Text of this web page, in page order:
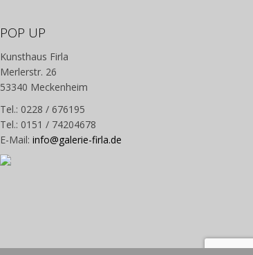
POP UP
Kunsthaus Firla
Merlerstr. 26
53340 Meckenheim
Tel.: 0228 / 676195
Tel.: 0151 / 74204678
E-Mail: info@galerie-firla.de